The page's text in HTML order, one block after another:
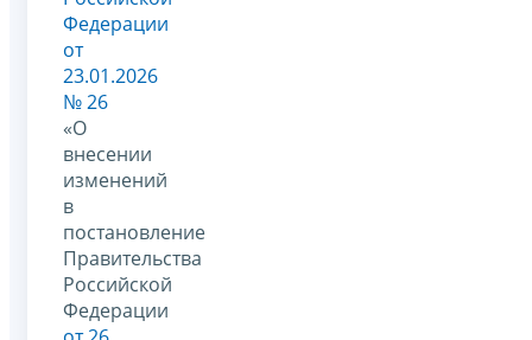
Федерации
от
23.01.2026
№ 26
«О
внесении
изменений
в
постановление
Правительства
Российской
Федерации